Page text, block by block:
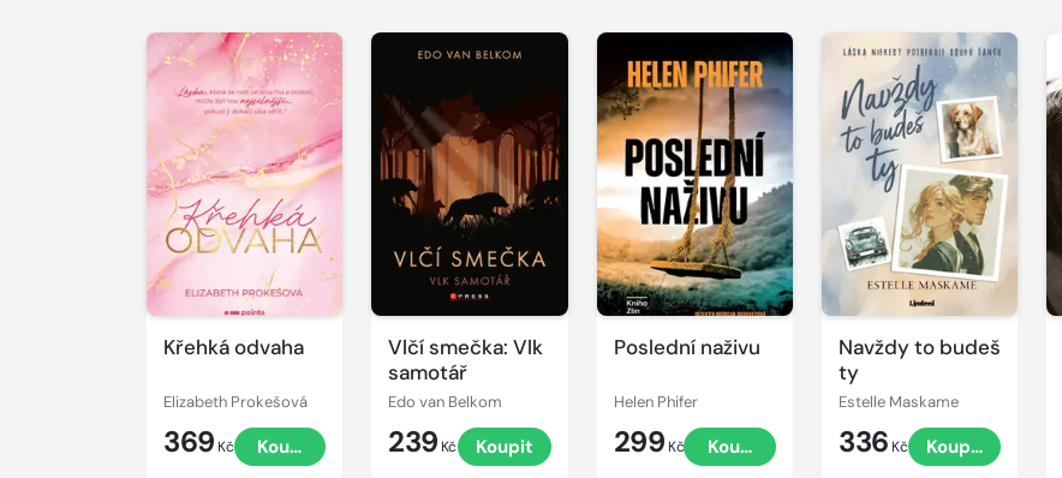
Křehká odvaha
Elizabeth Prokešová
369 Kč Koupit
Vlčí smečka: Vlk
samotář
Edo van Belkom
239 Kč Koupit
Poslední naživu
Helen Phifer
299 Kč Koupit
Navždy to budeš
ty
Estelle Maskame
336 Kč Koupit